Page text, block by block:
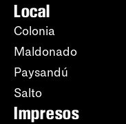
Local
Colonia
Maldonado
Paysandú
Salto
Impresos